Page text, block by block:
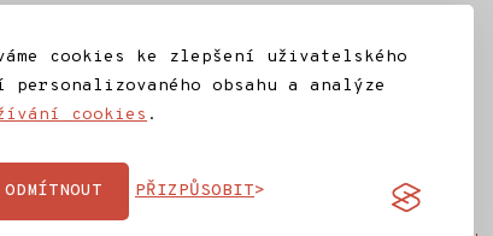
cookies ke zlepšení uživatelského
obsahu a analýze
cookies .
ODMÍTNOUT PŘIZPŮSOBIT